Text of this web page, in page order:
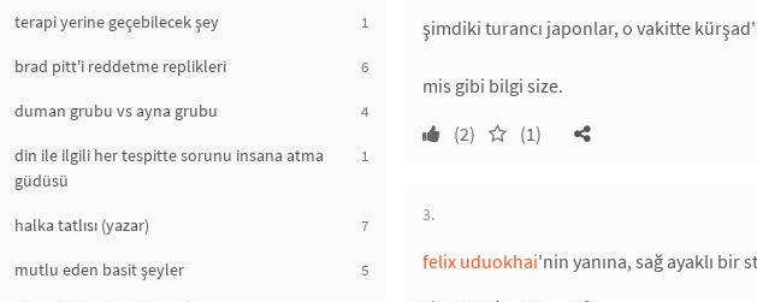
terapi yerine geçebilecek şey 1
brad pitt'i reddetme replikleri 6
duman grubu vs ayna grubu 4
din ile ilgili her tespitte sorunu insana atma
güdüsü
1
halka tatlısı (yazar) 7
mutlu eden basit şeyler 5
şimdiki turancı japonlar, o vakitte
mis gibi bilgi size.
(2)
(1)
3.
felix uduokhai'nin yanına, sağ ayaklı bir